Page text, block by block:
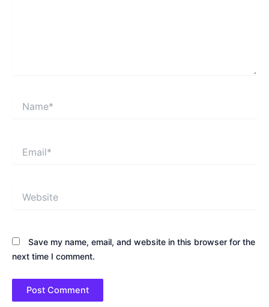
Save my name, email, and website in this browser for the
next time I comment.